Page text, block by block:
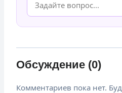
Обсуждение (0)
Комментариев пока нет.